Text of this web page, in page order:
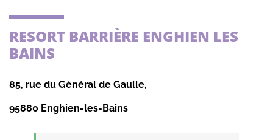
RESORT BARRIÈRE ENGHIEN LES
BAINS
85, rue du Général de Gaulle,
95880 Enghien-les-Bains